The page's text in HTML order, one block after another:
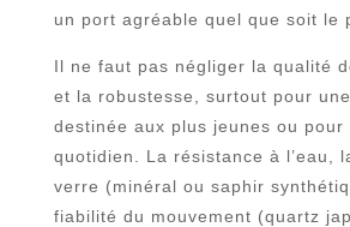
un port agréable quel que soit le
Il ne faut pas négliger la qualité
et la robustesse, surtout pour
destinée aux plus jeunes ou pour
quotidien. La résistance à l’eau,
verre (minéral ou saphir
fiabilité du mouvement (quartz